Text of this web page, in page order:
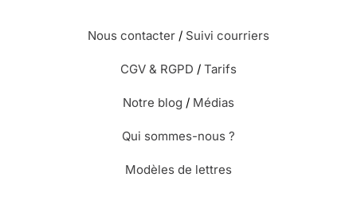
Nous contacter / Suivi courriers
CGV & RGPD / Tarifs
Notre blog / Médias
Qui sommes-nous ?
Modèles de lettres